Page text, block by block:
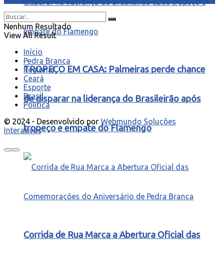
TROPEÇO EM CASA: Palmeiras perde chance
de disparar na liderança do Brasileirão após
tropeço e empate do Flamengo
Corrida de Rua Marca a Abertura Oficial das
Nenhum Resultado
View All Result
Início
Pedra Branca
Regional
Ceará
Esporte
Brasil
Política
© 2024 - Desenvolvido por Webmundo Soluções
Interativas